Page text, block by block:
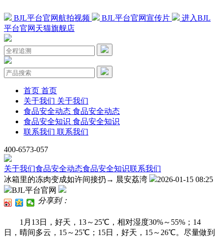
BJL平台官网航拍视频 BJL平台官网宣传片
进入BJL
平台官网天猫旗舰店
首页 首页
关于我们 关于我们
食品安全动态 食品安全动态
食品安全知识 食品安全知识
联系我们 联系我们
400-6573-057
关于我们食品安全动态食品安全知识联系我们
冰箱里的冻肉变成如许间接扔→ 晨安荔湾
2026-01-15 08:25
BJL平台官网
分享到：
1月13日，好天，13～25℃，相对湿度30%～55%；14
日，晴间多云，15～25℃；15日，好天，15～26℃。尽量做到